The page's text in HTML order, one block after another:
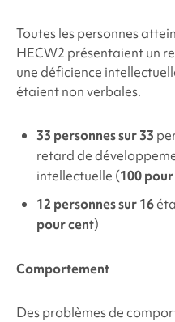
Toutes les personnes
HECW2 présentaient un
une déficience
étaient non verbales.
33 personnes sur 33
retard de
intellectuelle (100
12 personnes sur 16
pour cent)
Comportement
Des problèmes de